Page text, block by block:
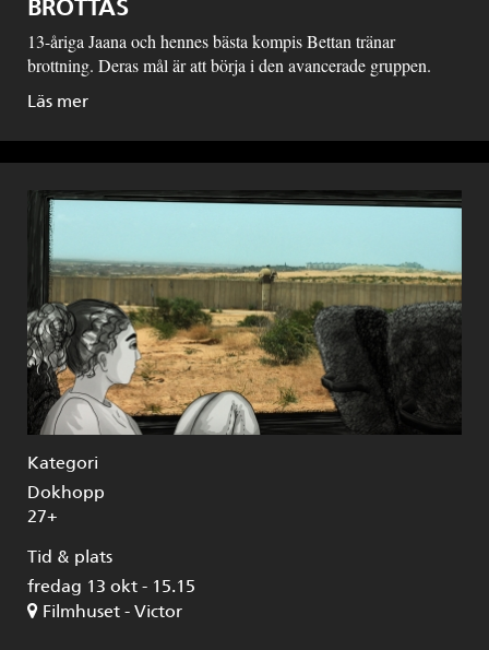
BROTTAS
13-åriga Jaana och hennes bästa kompis Bettan tränar
brottning. Deras mål är att börja i den avancerade gruppen.
Läs mer
Kategori
Dokhopp
27+
Tid & plats
fredag 13 okt - 15.15
Filmhuset - Victor